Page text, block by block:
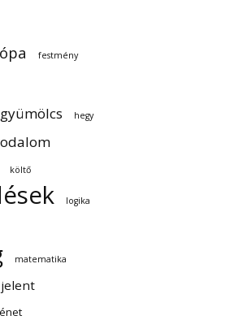
festmény
gyümölcs hegy
költő
logika
matematika